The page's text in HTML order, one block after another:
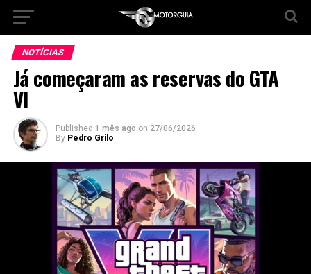
NOTÍCIAS
Já começaram as reservas do GTA
VI
Published 1 mês ago on 27/06/2026
By Pedro Grilo